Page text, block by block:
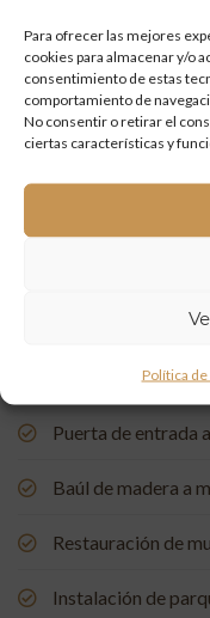
Para ofrecer las mejores
cookies para almacenar y/o
consentimiento de estas
comportamiento de
No consentir o retirar el
ciertas características y
Política
Restauración de
y artesanía que vuelven
Mueble de baño a
Un rincón de
Restauración de
Puerta de entrada
Baúl de madera a
Restauración de
Instalación de